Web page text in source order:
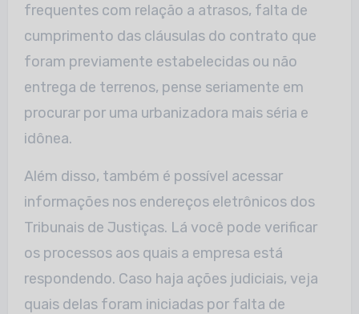
frequentes com relação a atrasos, falta de
cumprimento das cláusulas do contrato que
foram previamente estabelecidas ou não
entrega de terrenos, pense seriamente em
procurar por uma urbanizadora mais séria e
idônea.
Além disso, também é possível acessar
informações nos endereços eletrônicos dos
Tribunais de Justiças. Lá você pode verificar
os processos aos quais a empresa está
respondendo. Caso haja ações judiciais, veja
quais delas foram iniciadas por falta de